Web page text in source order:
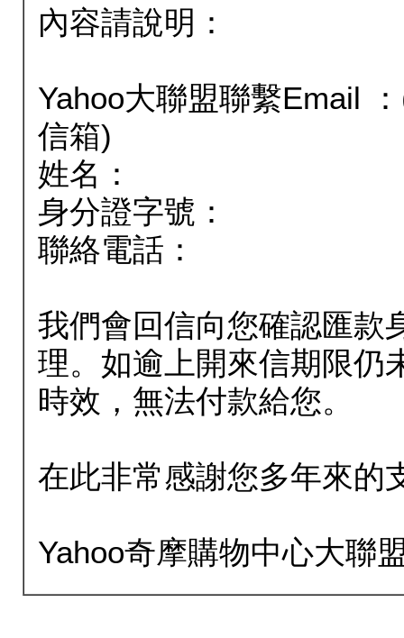
內容請說明：
Yahoo大聯盟聯繫Email
信箱)
姓名：
身分證字號：
聯絡電話：
我們會回信向您確認匯款
理。如逾上開來信期限仍
時效，無法付款給您。
在此非常感謝您多年來的
Yahoo奇摩購物中心大